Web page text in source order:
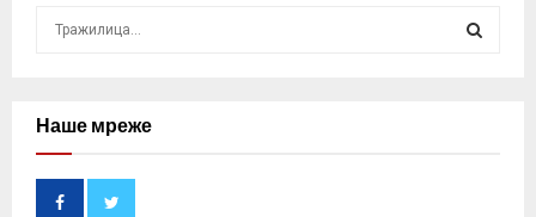
cНаше мреже